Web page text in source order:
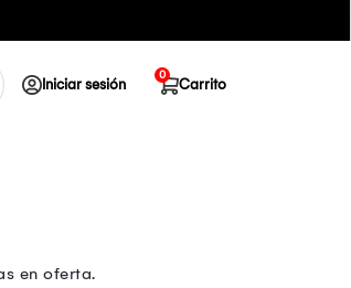
Iniciar sesión Carrito
0
en oferta.